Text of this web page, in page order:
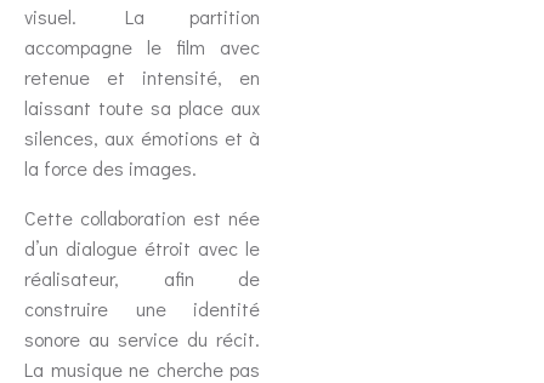
visuel. La partition
accompagne le film avec
retenue et intensité, en
laissant toute sa place aux
silences, aux émotions et à
la force des images.
Cette collaboration est née
d’un dialogue étroit avec le
réalisateur, afin de
construire une identité
sonore au service du récit.
La musique ne cherche pas